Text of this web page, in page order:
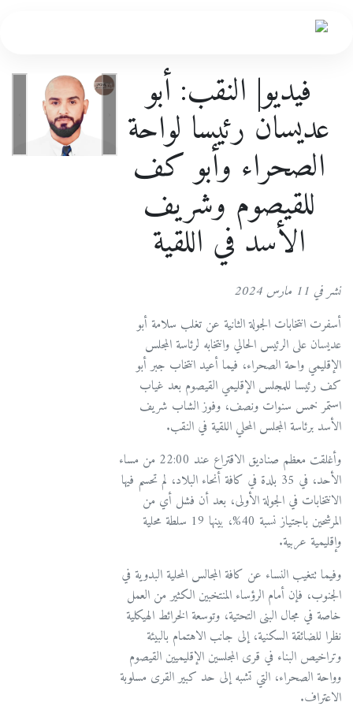
فيديو| النقب: أبو
عديسان رئيسا لواحة
الصحراء وأبو كف
للقيصوم وشريف
الأسد في اللقية
نشر في 11 مارس 2024
أسفرت انتخابات الجولة الثانية عن تغلب سلامة أبو
عديسان على الرئيس الحالي وانتخابه لرئاسة المجلس
الإقليمي واحة الصحراء، فيما أعيد انتخاب جبر أبو
كف رئيسا للمجلس الإقليمي القيصوم بعد غياب
استمر خمس سنوات ونصف، وفوز الشاب شريف
الأسد برئاسة المجلس المحلي اللقية في النقب.
وأغلقت معظم صناديق الاقتراع عند 22:00 من مساء
الأحد، في 35 بلدة في كافة أنحاء البلاد، لم تحسم فيها
الانتخابات في الجولة الأولى، بعد أن فشل أي من
المرشحين باجتياز نسبة 40%، بينها 19 سلطة محلية
وإقليمية عربية.
وفيما تتغيب النساء عن كافة المجالس المحلية البدوية في
الجنوب، فإن أمام الرؤساء المنتخبين الكثير من العمل
خاصة في مجال البنى التحتية، وتوسعة الخرائط الهيكلية
نظرا للضائقة السكنية، إلى جانب الاهتمام بالبيئة
وتراخيص البناء في قرى المجلسين الإقليميين القيصوم
وواحة الصحراء، التي تشبه إلى حد كبير القرى مسلوبة
الاعتراف.